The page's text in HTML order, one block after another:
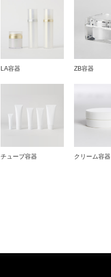
LA容器 ZB容器
チューブ容器 クリーム容器